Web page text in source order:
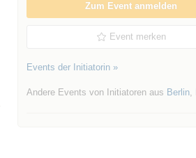
Zum Event anmelden
Event merken
Events der Initiatorin »
Andere Events von Initiatoren aus Berlin,